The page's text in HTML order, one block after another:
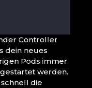
Controller
dein neues
Pods immer
werden.
die